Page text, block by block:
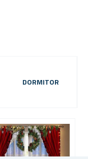
DORMITOR